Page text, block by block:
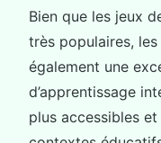
Bien que les jeux
très populaires,
également une
d’apprentissage
plus accessibles